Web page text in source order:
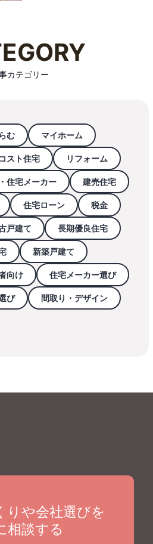
カテゴリー
む マイホーム
スト住宅 リフォーム
住宅メーカー 建売住宅
住宅ローン 税金
戸建て 長期優良住宅
新築戸建て
向け 住宅メーカー選び
び 間取り・デザイン
りや会社選びを
相談する